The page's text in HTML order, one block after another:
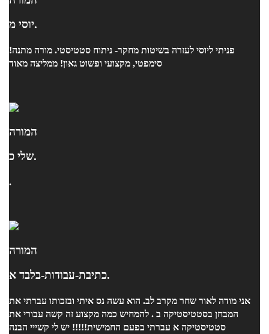
יוסי מ.
פניתי ליוסי לעזרה בשיטות מחקר- ניתוח סטטיסטי. מורה מתנה!
סימפטי, מקצועי ופשוט גאון! ממליצה מאוד
המורה
שלי כ.
.
המורה
כתיבת-עבודות-בלבד א.
אני מודה לאור שחר מקרב לב. הוא עשה נס איתי ובזכותו עברתי את
המבחן בסטטיסטיקה ב . להמחיש כמה מקצוע זה קשה עבורי את
סטטיסטיקה א עברתי בפעם החמישית!!!!! יש לי קשייי הבנה